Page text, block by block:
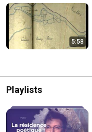
5:58
Playlists